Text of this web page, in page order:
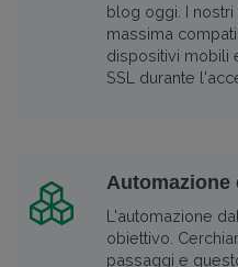
blog oggi. I nostri
massima
dispositivi mobili
SSL durante
Automazione
L'automazione
obiettivo.
passaggi e